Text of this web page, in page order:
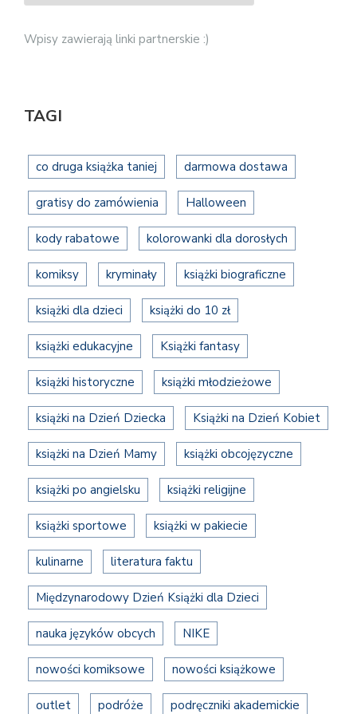
Wpisy zawierają linki partnerskie :)
TAGI
co druga książka taniej darmowa dostawa
gratisy do zamówienia Halloween
kody rabatowe kolorowanki dla dorosłych
komiksy kryminały książki biograficzne
książki dla dzieci książki do 10 zł
książki edukacyjne Książki fantasy
książki historyczne książki młodzieżowe
książki na Dzień Dziecka Książki na Dzień Kobiet
książki na Dzień Mamy książki obcojęzyczne
książki po angielsku książki religijne
książki sportowe książki w pakiecie
kulinarne literatura faktu
Międzynarodowy Dzień Książki dla Dzieci
nauka języków obcych NIKE
nowości komiksowe nowości książkowe
outlet podróże podręczniki akademickie